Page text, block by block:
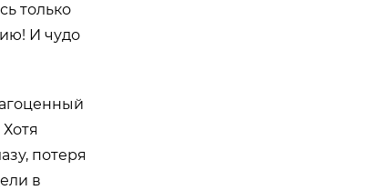
только
И чудо
потеря
в